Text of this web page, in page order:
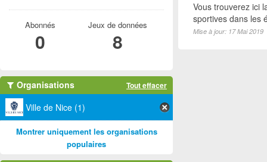
Vous trouverez ici
sportives dans les
Mise à jour: 17 Mai 2019
Abonnés
0
Jeux de données
8
Organisations Tout effacer
Ville de Nice (1)
Montrer uniquement les organisations
populaires